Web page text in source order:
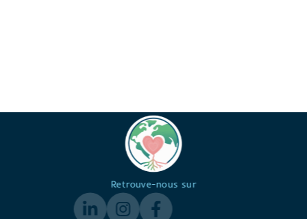
Retrouve-nous sur